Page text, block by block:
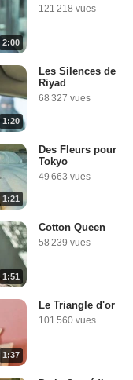
2:00
121 218 vues
1:20
Les Silences de
Riyad
68 327 vues
1:21
Des Fleurs pour
Tokyo
49 663 vues
1:51
Cotton Queen
58 239 vues
1:37
Le Triangle d'or
101 560 vues